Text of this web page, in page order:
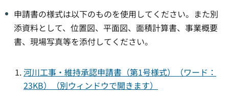
申請書の様式は以下のものを使用してください。また別
添資料として、位置図、平面図、面積計算書、事業概要
書、現場写真等を添付してください。
河川工事・維持承認申請書（第1号様式）（ワード：
23KB）（別ウィンドウで開きます）